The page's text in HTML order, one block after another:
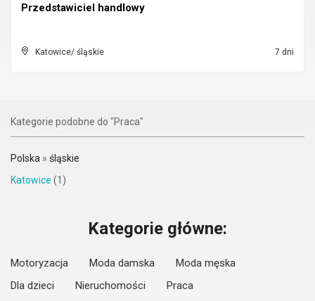
Przedstawiciel handlowy
Katowice/ śląskie 7 dni
Kategorie podobne do "Praca"
Polska » śląskie
Katowice (1)
Kategorie główne:
Motoryzacja Moda damska
Moda męska
Dla dzieci
Nieruchomości
Praca